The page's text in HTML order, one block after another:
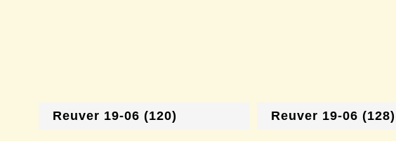
Reuver 19-06 (120) Reuver 19-06 (128)